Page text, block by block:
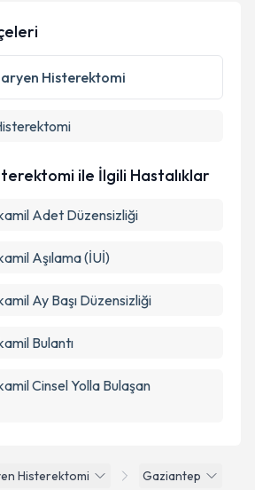
işlenmesine ilişkinAydınlatma
ve kişisel verilerimin belirtilen
kabul ediyorum.
Histerektomi
Gaziantep
Histerektomi
ile İlgili Hastalıklar
Adet Düzensizliği
Aşılama (İUİ)
Ay Başı Düzensizliği
Bulantı
Cinsel Yolla Bulaşan